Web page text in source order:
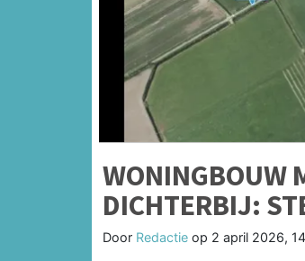
WONINGBOUW
DICHTERBIJ:
Door Redactie op 2 april 2026,